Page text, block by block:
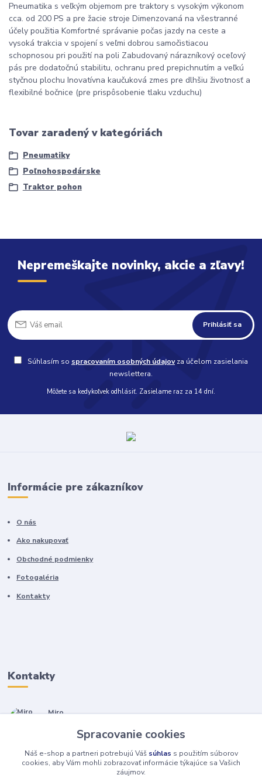
Pneumatika s veľkým objemom pre traktory s vysokým výkonom
cca. od 200 PS a pre žacie stroje Dimenzovaná na všestranné
účely použitia Komfortné správanie počas jazdy na ceste a
vysoká trakcia v spojení s veľmi dobrou samočistiacou
schopnosou pri použití na poli Zabudovaný nárazníkový oceľový
pás pre dodatočnú stabilitu, ochranu pred prepichnutím a veľkú
styčnou plochu Inovatívna kaučuková zmes pre dlhšiu životnosť a
flexibilné bočnice (pre prispôsobenie tlaku vzduchu)
Tovar zaradený v kategóriách
Pneumatiky
Poľnohospodárske
Traktor pohon
Nepremeškajte novinky, akcie a zľavy!
Prihlásiť sa
Súhlasím so spracovaním osobných údajovza účelom zasielania
newslettera.
Môžete sa kedykoľvek odhlásiť. Zasielame raz za 14 dní.
Informácie pre zákazníkov
O nás
Ako nakupovať
Obchodné podmienky
Fotogaléria
Kontakty
Kontakty
Miro
(Po-Pia, 7-17 hod.)
isopneumatiky@isopneumatiky.sk
Spracovanie cookies
Náš e-shop a partneri potrebujú Váš súhlas s použitím súborov
cookies, aby Vám mohli zobrazovať informácie týkajúce sa Vašich
záujmov.